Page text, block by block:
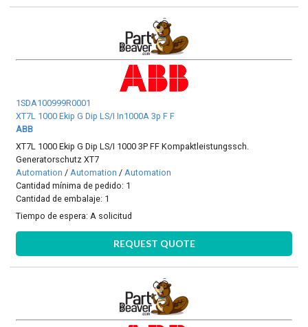
1SDA100999R0001
XT7L 1000 Ekip G Dip LS/I In1000A 3p F F
ABB
XT7L 1000 Ekip G Dip LS/I 1000 3P FF Kompaktleistungssch.
Generatorschutz XT7
Automation / Automation / Automation
Cantidad mínima de pedido: 1
Cantidad de embalaje: 1
Tiempo de espera:A solicitud
REQUEST QUOTE